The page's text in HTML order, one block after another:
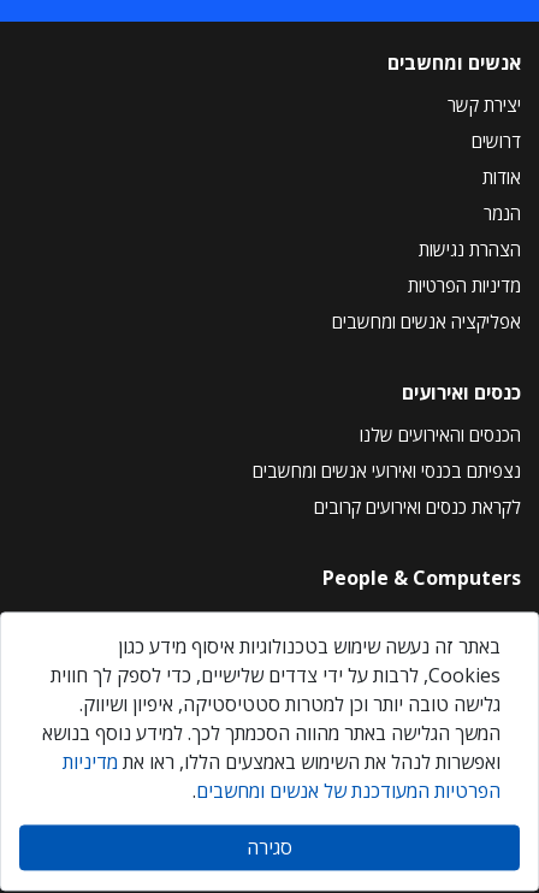
אנשים ומחשבים
יצירת קשר
דרושים
אודות
הנמר
הצהרת נגישות
מדיניות הפרטיות
אפליקציה אנשים ומחשבים
כנסים ואירועים
הכנסים והאירועים שלנו
נצפיתם בכנסי ואירועי אנשים ומחשבים
לקראת כנסים ואירועים קרובים
People & Computers
About Us
Privacy Policy
Contact Us
Our Events
אנשים ומחשבים © 2026 – כל הזכויות שמורות
באתר זה נעשה שימוש בטכנולוגיות איסוף מידע כגון
Cookies, לרבות על ידי צדדים שלישיים, כדי לספק לך חווית
גלישה טובה יותר וכן למטרות סטטיסטיקה, איפיון ושיווק.
המשך הגלישה באתר מהווה הסכמתך לכך. למידע נוסף בנושא
ואפשרות לנהל את השימוש באמצעים הללו, ראו את מדיניות
הפרטיות המעודכנת של אנשים ומחשבים.
סגירה